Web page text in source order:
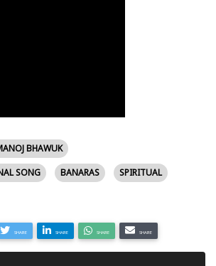
BHAWUK
SONG
BANARAS
SPIRITUAL
SHARE SHARE SHARE SHARE